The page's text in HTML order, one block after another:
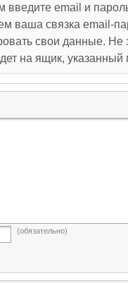
введите email и
ваша связка email-
свои данные. Не
на ящик, указанный
(обязательно)